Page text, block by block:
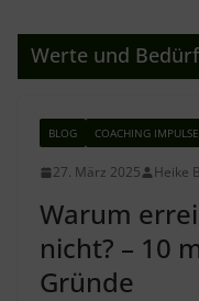
Werte und
BLOG COACHING IMPULSE
27. März 2025 Heike
Warum
nicht? – 10
Gründe